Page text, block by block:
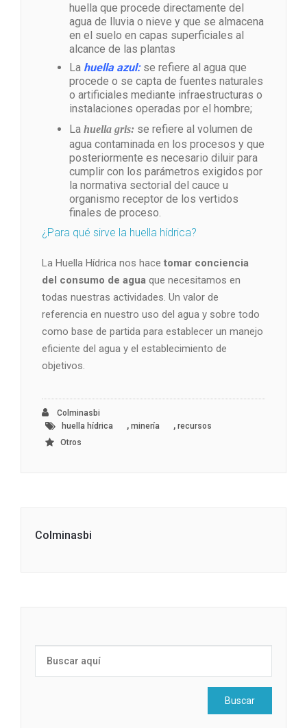
huella que procede directamente del
agua de lluvia o nieve y que se almacena
en el suelo en capas superficiales al
alcance de las plantas
La huella azul:se refiere al agua que
procede o se capta de fuentes naturales
o artificiales mediante infraestructuras o
instalaciones operadas por el hombre;
La huella gris: se refiere al volumen de
agua contaminada en los procesos y que
posteriormente es necesario diluir para
cumplir con los parámetros exigidos por
la normativa sectorial del cauce u
organismo receptor de los vertidos
finales de proceso.
¿Para qué sirve la huella hídrica?
La Huella Hídrica nos hace tomar conciencia
del consumo de agua que necesitamos en
todas nuestras actividades. Un valor de
referencia en nuestro uso del agua y sobre todo
como base de partida para establecer un manejo
eficiente del agua y el establecimiento de
objetivos.
Colminasbi
huella hídrica
, minería , recursos
Otros
Colminasbi